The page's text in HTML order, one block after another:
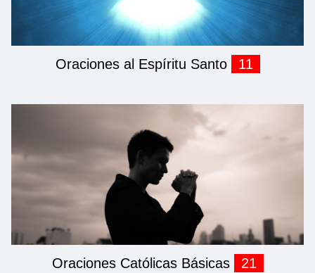
Oraciones al Espíritu Santo 11
Oraciones Católicas Básicas 21